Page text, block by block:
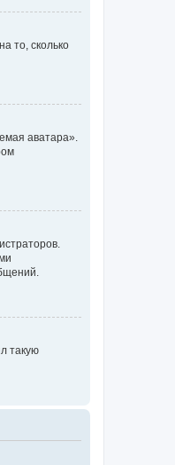
то, сколько
аватара».
такую